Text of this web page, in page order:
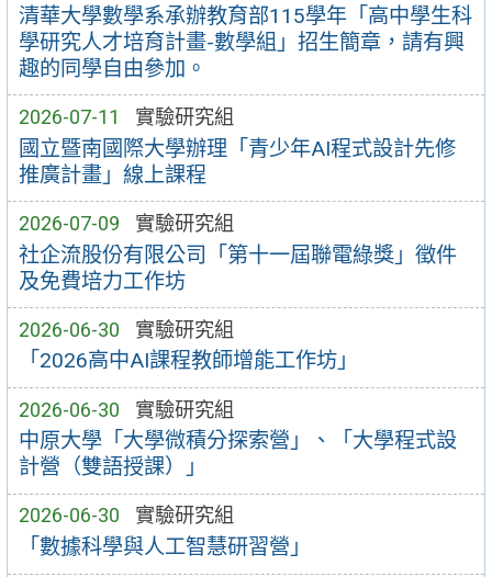
清華大學數學系承辦教育部115學年「高中學生科
學研究人才培育計畫-數學組」招生簡章，請有興
趣的同學自由參加。
2026-07-11 實驗研究組
國立暨南國際大學辦理「青少年AI程式設計先修
推廣計畫」線上課程
2026-07-09 實驗研究組
社企流股份有限公司「第十一屆聯電綠獎」徵件
及免費培力工作坊
2026-06-30 實驗研究組
「2026高中AI課程教師增能工作坊」
2026-06-30 實驗研究組
中原大學「大學微積分探索營」、「大學程式設
計營（雙語授課）」
2026-06-30 實驗研究組
「數據科學與人工智慧研習營」